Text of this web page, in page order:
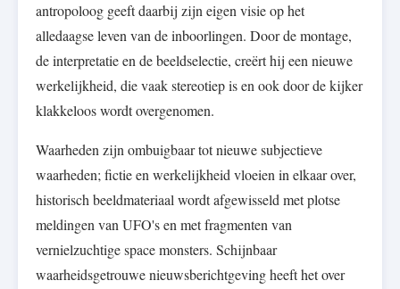
antropoloog geeft daarbij zijn eigen visie op het
alledaagse leven van de inboorlingen. Door de montage,
de interpretatie en de beeldselectie, creërt hij een nieuwe
werkelijkheid, die vaak stereotiep is en ook door de kijker
klakkeloos wordt overgenomen.
Waarheden zijn ombuigbaar tot nieuwe subjectieve
waarheden; fictie en werkelijkheid vloeien in elkaar over,
historisch beeldmateriaal wordt afgewisseld met plotse
meldingen van UFO's en met fragmenten van
vernielzuchtige space monsters. Schijnbaar
waarheidsgetrouwe nieuwsberichtgeving heeft het over